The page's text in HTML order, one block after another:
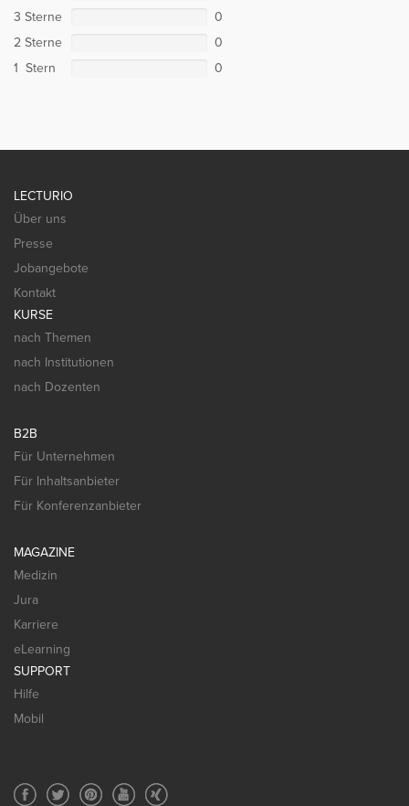
3 Sterne
0
2 Sterne
0
1 Stern
0
LECTURIO
Über uns
Presse
Jobangebote
Kontakt
KURSE
nach Themen
nach Institutionen
nach Dozenten
B2B
Für Unternehmen
Für Inhaltsanbieter
Für Konferenzanbieter
MAGAZINE
Medizin
Jura
Karriere
eLearning
SUPPORT
Hilfe
Mobil